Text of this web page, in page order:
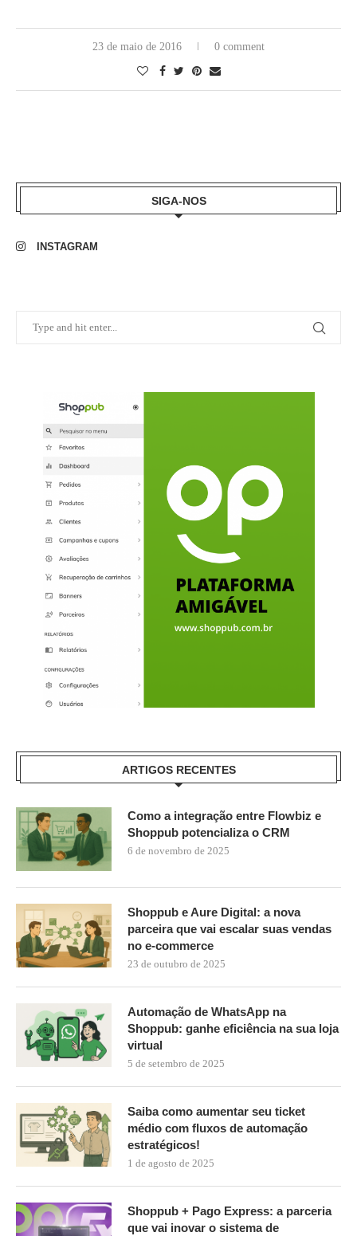
23 de maio de 2016 0 comment
SIGA-NOS
INSTAGRAM
ARTIGOS RECENTES
Como a integração entre Flowbiz e
Shoppub potencializa o CRM
6 de novembro de 2025
Shoppub e Aure Digital: a nova
parceira que vai escalar suas vendas
no e-commerce
23 de outubro de 2025
Automação de WhatsApp na
Shoppub: ganhe eficiência na sua loja
virtual
5 de setembro de 2025
Saiba como aumentar seu ticket
médio com fluxos de automação
estratégicos!
1 de agosto de 2025
Shoppub + Pago Express: a parceria
que vai inovar o sistema de